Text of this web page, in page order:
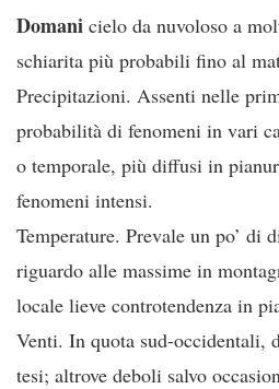
Domani cielo da nuvoloso a
schiarita più probabili fino al
Precipitazioni. Assenti nelle
probabilità di fenomeni in vari
o temporale, più diffusi in
fenomeni intensi.
Temperature. Prevale un po’ di
riguardo alle massime in
locale lieve controtendenza in
Venti. In quota sud-occidentali,
tesi; altrove deboli salvo